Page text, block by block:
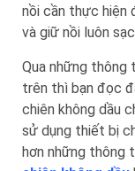
nồi cần thực hiện
và giữ nồi luôn
Qua những thông
trên thì bạn đọc
chiên không dầu
sử dụng thiết bị
hơn những thông